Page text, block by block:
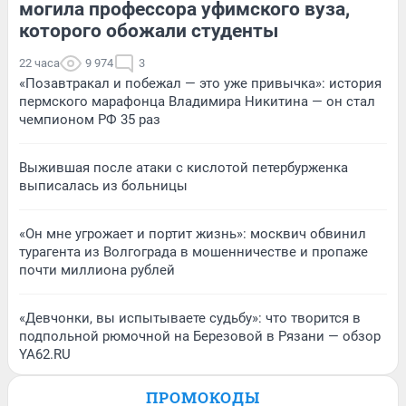
могила профессора уфимского вуза,
которого обожали студенты
22 часа 9 974 3
«Позавтракал и побежал — это уже привычка»: история
пермского марафонца Владимира Никитина — он стал
чемпионом РФ 35 раз
Выжившая после атаки с кислотой петербурженка
выписалась из больницы
«Он мне угрожает и портит жизнь»: москвич обвинил
турагента из Волгограда в мошенничестве и пропаже
почти миллиона рублей
«Девчонки, вы испытываете судьбу»: что творится в
подпольной рюмочной на Березовой в Рязани — обзор
YA62.RU
ПРОМОКОДЫ